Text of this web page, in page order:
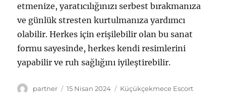
etmenize, yaratıcılığınızı serbest bırakmanıza
ve günlük stresten kurtulmanıza yardımcı
olabilir. Herkes için erişilebilir olan bu sanat
formu sayesinde, herkes kendi resimlerini
yapabilir ve ruh sağlığını iyileştirebilir.
Yazar
partner
Yayın
15 Nisan 2024 Kategoriler
Küçükçekmece Escort